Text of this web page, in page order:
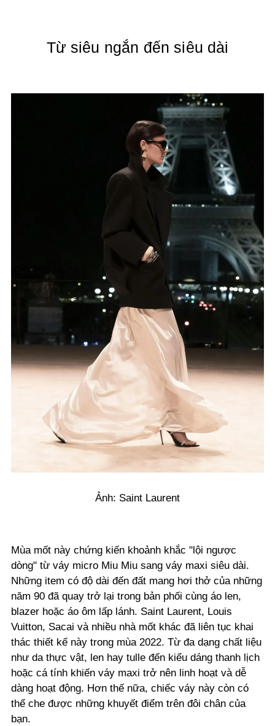
Từ siêu ngắn đến siêu dài
Ảnh: Saint Laurent
Mùa mốt này chứng kiến khoảnh khắc "lội ngược
dòng" từ váy micro Miu Miu sang váy maxi siêu dài.
Những item có độ dài đến đất mang hơi thở của những
năm 90 đã quay trở lại trong bản phối cùng áo len,
blazer hoặc áo ôm lấp lánh. Saint Laurent, Louis
Vuitton, Sacai và nhiều nhà mốt khác đã liên tục khai
thác thiết kế này trong mùa 2022. Từ đa dạng chất liệu
như da thực vật, len hay tulle đến kiểu dáng thanh lịch
hoặc cá tính khiến váy maxi trở nên linh hoạt và dễ
dàng hoạt động. Hơn thế nữa, chiếc váy này còn có
thể che được những khuyết điểm trên đôi chân của
bạn.